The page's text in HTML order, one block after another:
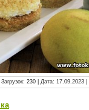
230 | Дата: 17.09.2023